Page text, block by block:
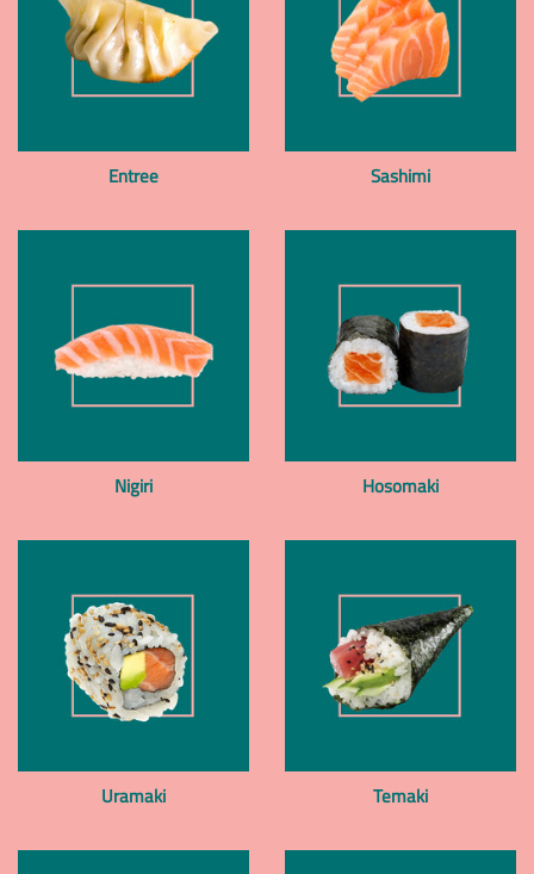
Entree Sashimi
Nigiri Hosomaki
Uramaki Temaki